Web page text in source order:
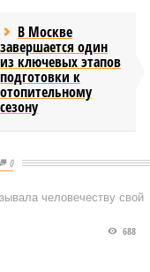
В Москве
завершается один
из ключевых этапов
подготовки к
отопительному
сезону
0
человечеству свой
688